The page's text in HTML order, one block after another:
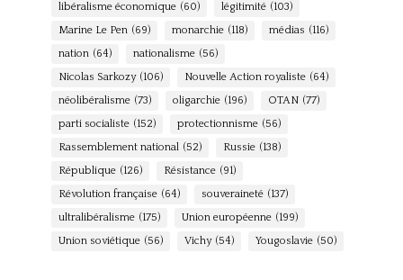
libéralisme économique (60) légitimité (103)
Marine Le Pen (69) monarchie (118) médias (116)
nation (64) nationalisme (56)
Nicolas Sarkozy (106) Nouvelle Action royaliste (64)
néolibéralisme (73) oligarchie (196) OTAN (77)
parti socialiste (152) protectionnisme (56)
Rassemblement national (52) Russie (138)
République (126) Résistance (91)
Révolution française (64) souveraineté (137)
ultralibéralisme (175) Union européenne (199)
Union soviétique (56) Vichy (54) Yougoslavie (50)